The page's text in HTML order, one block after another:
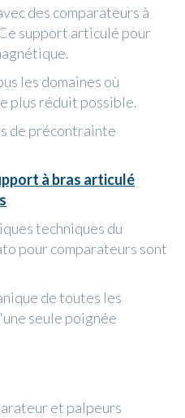
des comparateurs à
support articulé pour
les domaines où
plus réduit possible.
de précontrainte
à bras articulé
techniques du
pour comparateurs sont
de toutes les
seule poignée
et palpeurs